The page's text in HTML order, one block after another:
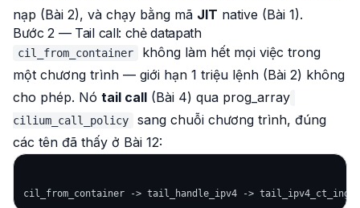
nạp (Bài 2), và chạy bằng mã JIT native (Bài 1).
Bước 2 — Tail call: chẻ datapath
cil_from_container
không làm hết mọi việc trong
một chương trình — giới hạn 1 triệu lệnh (Bài 2) không
cho phép. Nó tail call (Bài 4) qua prog_array
cilium_call_policy
sang chuỗi chương trình, đúng
các tên đã thấy ở Bài 12: